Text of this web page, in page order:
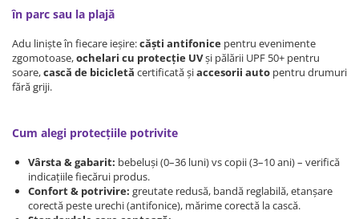
Echipament protectie bicicleta si
Accesorii auto copii
Haine & accesorii plaja
Ochelari de soare
Palarii protectie UV
Accesorii plaja
Puericultura mare
în parc sau la plajă
Adu liniște în fiecare ieșire:căști antifonice pentru evenimente
zgomotoase,ochelari cu protecție UVși pălării UPF 50+ pentru
soare,cască de bicicletă certificată șiaccesorii auto pentru drumuri
fără griji.
Cum alegi protecțiile potrivite
Vârsta & gabarit: bebeluși (0–36 luni) vs copii (3–10 ani) – verifică
indicațiile fiecărui produs.
Confort & potrivire: greutate redusă, bandă reglabilă, etanșare
corectă peste urechi (antifonice), mărime corectă la cască.